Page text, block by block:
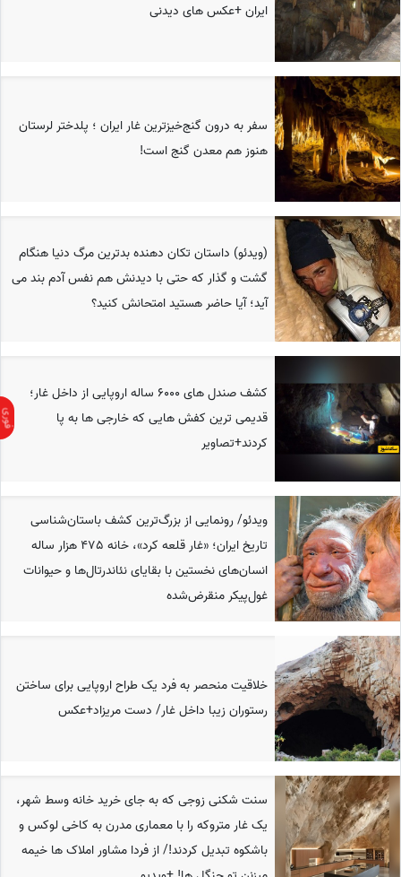
ایران +عکس های دیدنی
سفر به درون گنج‌خیزترین غار ایران ؛ پلدختر لرستان
هنوز هم معدن گنج است!
(ویدئو) داستان تکان دهنده بدترین مرگ دنیا هنگام
گشت و گذار که حتی با دیدنش هم نفس آدم بند می
آید؛ آیا حاضر هستید امتحانش کنید؟
کشف صندل های 6000 ساله اروپایی از داخل غار؛
قدیمی ترین کفش هایی که خارجی ها به پا
کردند+تصاویر
ویدئو/ رونمایی از بزرگ‌ترین کشف باستان‌شناسی
تاریخ ایران؛ «غار قلعه کرد»، خانه 475 هزار ساله‌
انسان‌های نخستین با بقایای نئاندرتال‌ها و حیوانات
غول‌پیکر منقرض‌شده
خلاقیت منحصر به فرد یک طراح اروپایی برای ساختن
رستوران زیبا داخل غار/ دست مریزاد+عکس
سنت شکنی زوجی که به جای خرید خانه وسط شهر،
یک غار متروکه را با معماری مدرن به کاخی لوکس و
باشکوه تبدیل کردند!/ از فردا مشاور املاک ها خیمه